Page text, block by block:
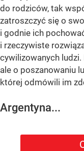
do rodziców, tak
zatroszczyć się o
i godnie ich
i rzeczywiste
cywilizowanych
ale o poszanowaniu
której odmówili im
Argentyna...